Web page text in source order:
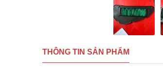
THÔNG TIN SẢN PHẨM